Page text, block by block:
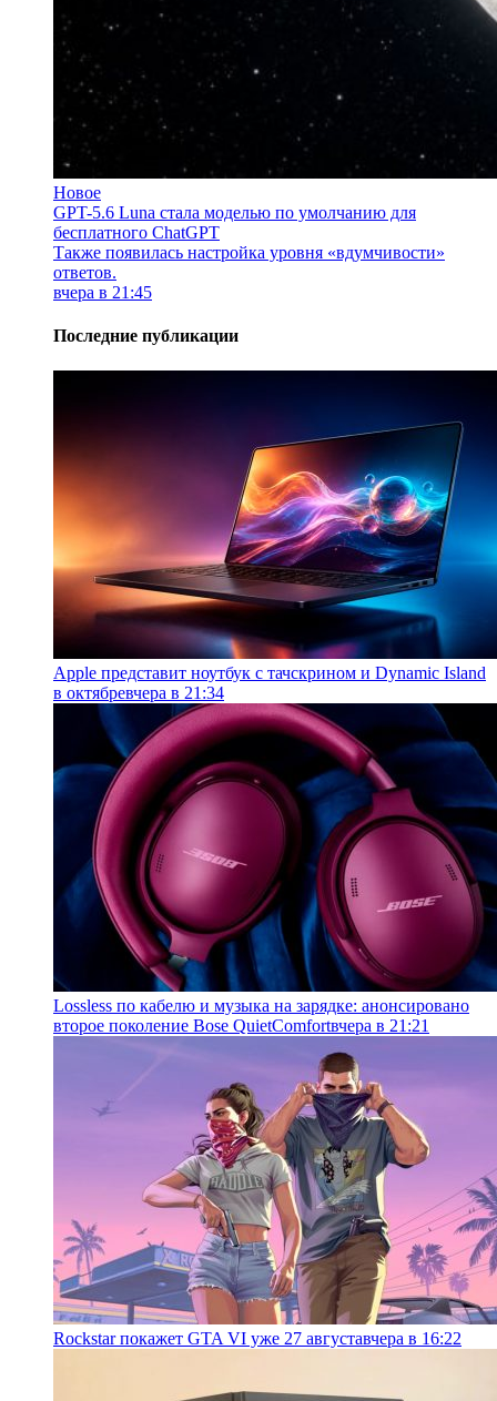
Новое
GPT-5.6 Luna стала моделью по умолчанию для
бесплатного ChatGPT
Также появилась настройка уровня «вдумчивости»
ответов.
вчера в 21:45
Последние публикации
Apple представит ноутбук с тачскрином и Dynamic Island
в октябревчера в 21:34
Lossless по кабелю и музыка на зарядке: анонсировано
второе поколение Bose QuietComfortвчера в 21:21
Rockstar покажет GTA VI уже 27 августавчера в 16:22